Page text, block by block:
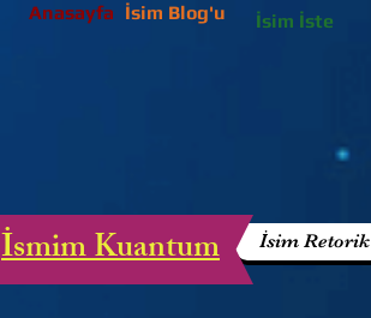
Anasayfa İsim Blog'u İsim İste
İsim Retorik
İsmim Kuantum